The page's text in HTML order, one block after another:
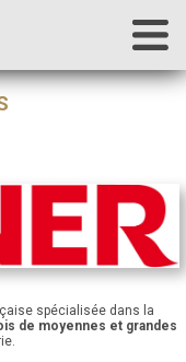
spécialisée dans la
de moyennes et grandes